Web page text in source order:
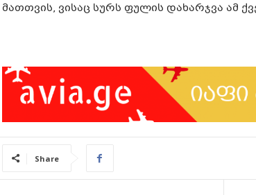
მათთვის, ვისაც სურს ფულის დახარჯვა ამ
Share